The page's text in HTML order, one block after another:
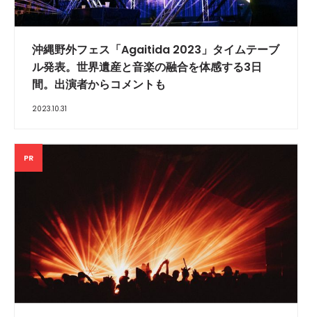
沖縄野外フェス「Agaitida 2023」タイムテーブ
ル発表。世界遺産と音楽の融合を体感する3日
間。出演者からコメントも
2023.10.31
PR